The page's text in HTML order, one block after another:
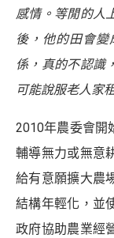
感情。等閒的人
後，他的田會
係，真的不認識
可能說服老人家
2010年農委會開
輔導無力或無意
給有意願擴大農
結構年輕化，並
政府協助農業經